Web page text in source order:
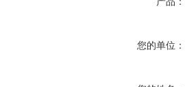
您的单位：